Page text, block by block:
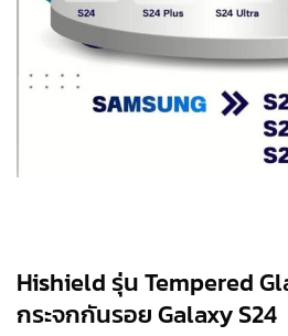
Hishield รุ่น Tempered
กระจกกันรอย Galaxy S24